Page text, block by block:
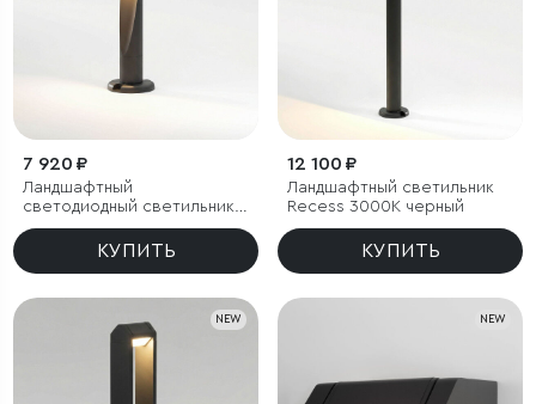
7 920 ₽
Ландшафтный
светодиодный светильник
Recess 3000K черный IP65
КУПИТЬ
12 100 ₽
Ландшафтный светильник
Recess 3000K черный
КУПИТЬ
NEW NEW